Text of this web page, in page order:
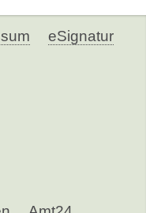
eSignatur